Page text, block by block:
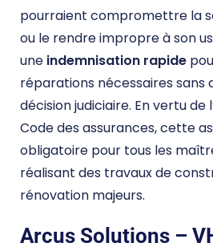
pourraient compromettre la
ou le rendre impropre à son
une indemnisation rapide
réparations nécessaires sans
décision judiciaire. En vertu de
Code des assurances, cette
obligatoire pour tous les
réalisant des travaux de
rénovation majeurs.
Arcus Solutions –